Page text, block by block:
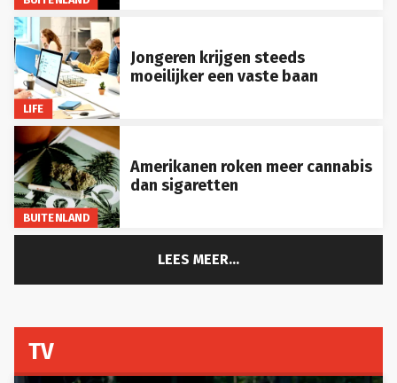
LIFE
Jongeren krijgen steeds
moeilijker een vaste baan
BUITENLAND
Amerikanen roken meer cannabis
dan sigaretten
LEES MEER...
TV